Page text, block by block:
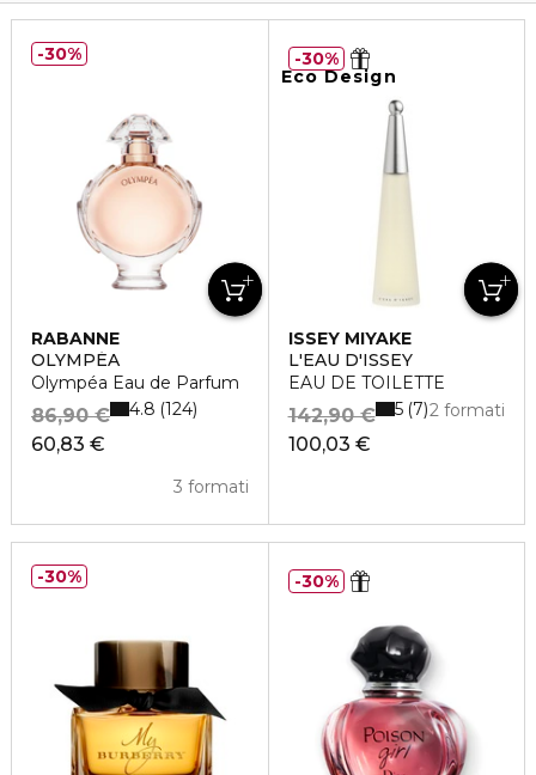
RABANNE
OLYMPÉA
Olympéa Eau de Parfum
60,83 €
86,90 €
3 formati
4.8 124
30%
Eco Design
ISSEY MIYAKE
L'EAU D'ISSEY
EAU DE TOILETTE
100,03 €
142,90 € 2 formati
5 7
30%
30% 30%